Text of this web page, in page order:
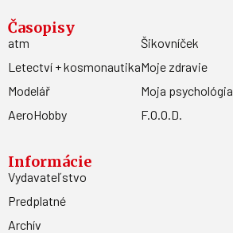
Časopisy
atm
Letectví + kosmonautika
Modelář
AeroHobby
Šikovníček
Moje zdravie
Moja psychológia
F.O.O.D.
Informácie
Vydavateľstvo
Predplatné
Archív